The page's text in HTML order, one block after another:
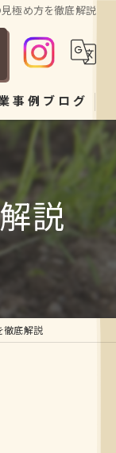
極め方を徹底解説
事例ブログ
説
徹底解説